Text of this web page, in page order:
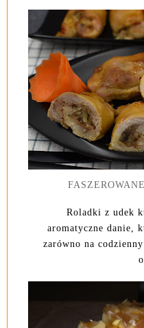
Roladki z udek
aromatyczne danie,
zarówno na